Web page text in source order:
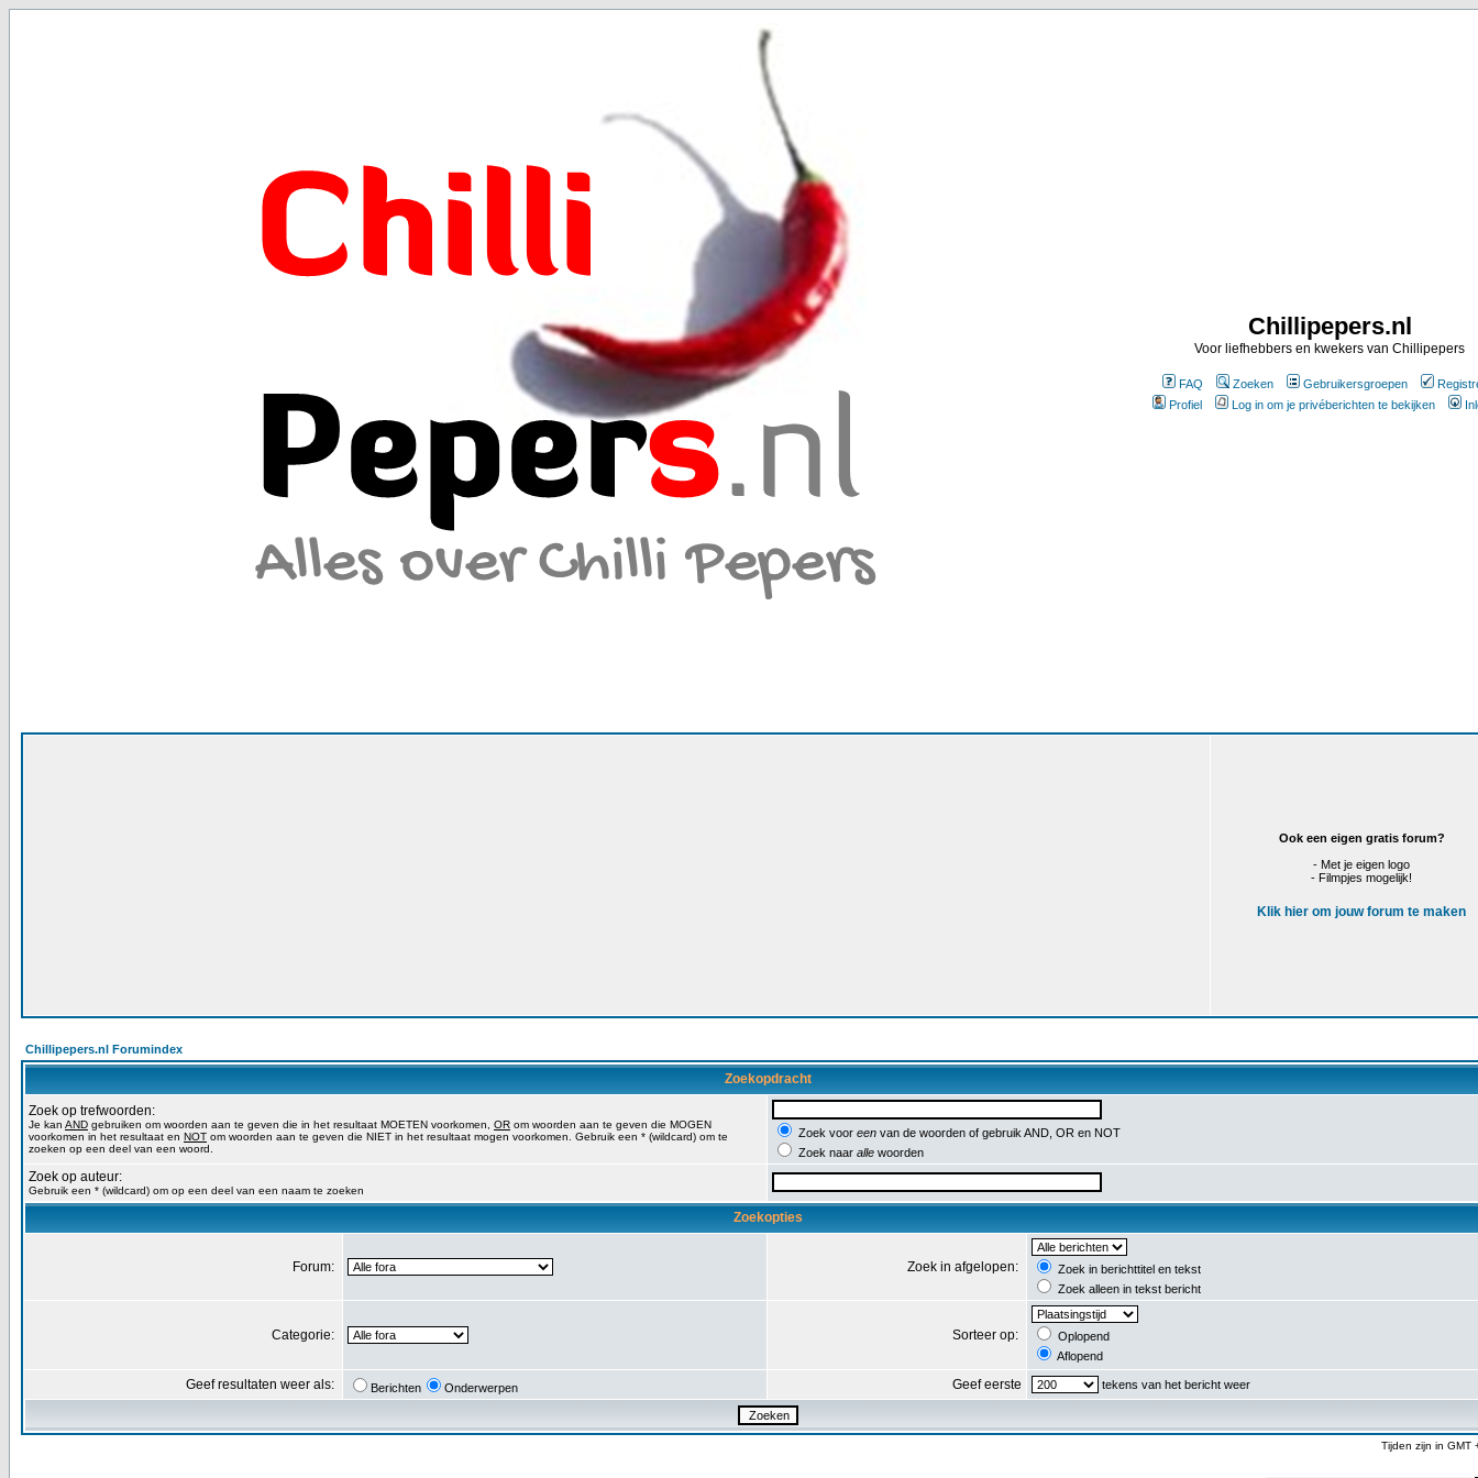
Chillipepers.nl
Voor liefhebbers en kwekers van Chillipepers
FAQ Zoeken Gebruikersgroepen
Profiel
Log in om je privéberichten te bekijken
Ook een eigen gratis forum?
- Met je eigen logo
- Filmpjes mogelijk!
Klik hier om jouw forum te maken
Chillipepers.nl Forumindex
Zoekopdracht
Zoek op trefwoorden:
Je kan AND gebruiken om woorden aan te geven die in het resultaat MOETEN voorkomen, OR om woorden aan te geven die MOGEN
voorkomen in het resultaat en NOT om woorden aan te geven die NIET in het resultaat mogen voorkomen. Gebruik een * (wildcard) om te
zoeken op een deel van een woord.
Zoek voor een van de woorden of gebruik AND, OR en NOT
Zoek naar alle woorden
Zoek op auteur:
Gebruik een * (wildcard) om op een deel van een naam te zoeken
Zoekopties
Forum: Zoek in afgelopen:
Zoek in berichttitel en tekst
Zoek alleen in tekst bericht
Categorie: Sorteer op:
Oplopend
Aflopend
Geef resultaten weer als: Berichten Onderwerpen Geef eerste tekens van het bericht weer
Tijden zijn in GMT